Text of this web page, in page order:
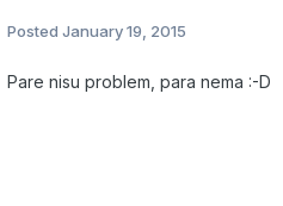
Posted January 19, 2015
Pare nisu problem, para nema :-D